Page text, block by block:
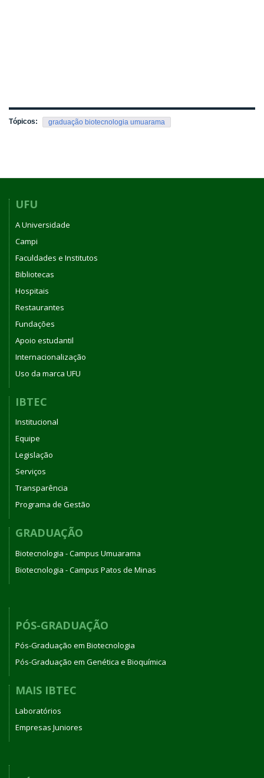
Tópicos: graduação biotecnologia umuarama
UFU
A Universidade
Campi
Faculdades e Institutos
Bibliotecas
Hospitais
Restaurantes
Fundações
Apoio estudantil
Internacionalização
Uso da marca UFU
IBTEC
Institucional
Equipe
Legislação
Serviços
Transparência
Programa de Gestão
GRADUAÇÃO
Biotecnologia - Campus Umuarama
Biotecnologia - Campus Patos de Minas
PÓS-GRADUAÇÃO
Pós-Graduação em Biotecnologia
Pós-Graduação em Genética e Bioquímica
MAIS IBTEC
Laboratórios
Empresas Juniores